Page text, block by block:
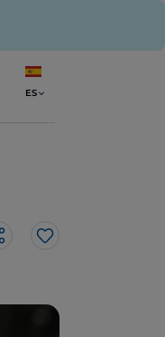
ES
Me gusta